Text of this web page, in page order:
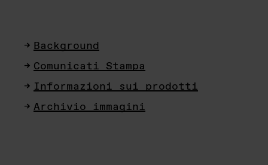
Background
Comunicati Stampa
Informazioni sui prodotti
Archivio immagini